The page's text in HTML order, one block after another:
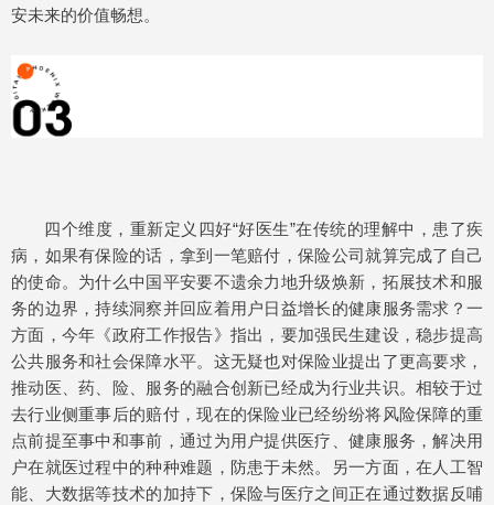
安未来的价值畅想。
四个维度，重新定义四好“好医生”在传统的理解中，患了疾
病，如果有保险的话，拿到一笔赔付，保险公司就算完成了自己
的使命。为什么中国平安要不遗余力地升级焕新，拓展技术和服
务的边界，持续洞察并回应着用户日益增长的健康服务需求？一
方面，今年《政府工作报告》指出，要加强民生建设，稳步提高
公共服务和社会保障水平。这无疑也对保险业提出了更高要求，
推动医、药、险、服务的融合创新已经成为行业共识。相较于过
去行业侧重事后的赔付，现在的保险业已经纷纷将风险保障的重
点前提至事中和事前，通过为用户提供医疗、健康服务，解决用
户在就医过程中的种种难题，防患于未然。另一方面，在人工智
能、大数据等技术的加持下，保险与医疗之间正在通过数据反哺